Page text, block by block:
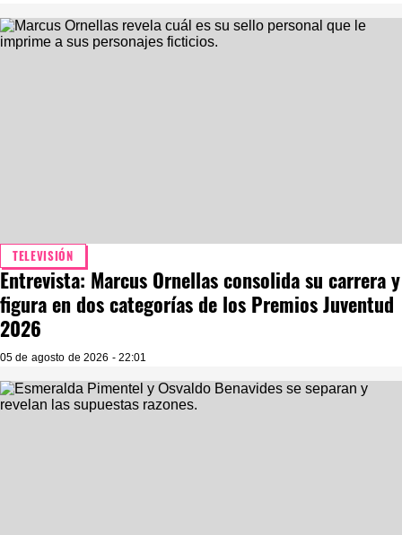
TELEVISIÓN
Entrevista: Marcus Ornellas consolida su carrera y
figura en dos categorías de los Premios Juventud
2026
05 de agosto de 2026 - 22:01